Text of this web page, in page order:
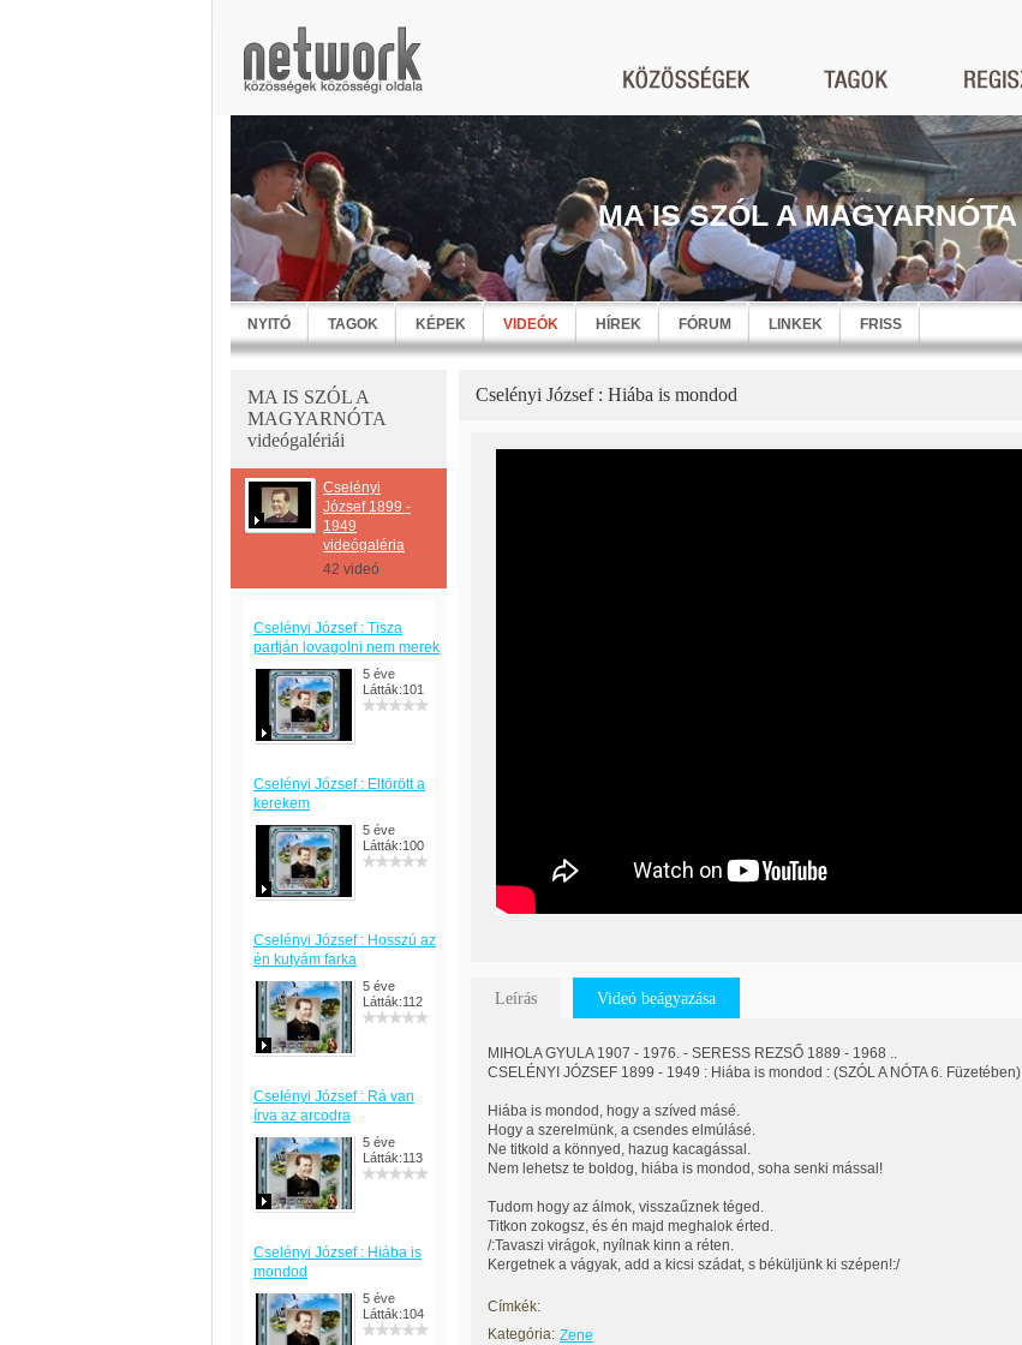
MA IS SZÓL A MAGYARNÓTA
NYITÓ TAGOK KÉPEK VIDEÓK HÍREK FÓRUM LINKEK FRISS
MA IS SZÓL A
MAGYARNÓTA
videógalériái
Cselényi
József 1899 -
1949
videógaléria
42 videó
Cselényi József : Tisza
partján lovagolni nem merek
5 éve
Látták:101
Cselényi József : Eltörött a
kerekem
5 éve
Látták:100
Cselényi József : Hosszú az
én kutyám farka
5 éve
Látták:112
Cselényi József : Rá van
írva az arcodra
5 éve
Látták:113
Cselényi József : Hiába is
mondod
5 éve
Látták:104
Cselényi József : Hiába is mondod
Leírás Videó beágyazása
MIHOLA GYULA 1907 - 1976. - SERESS REZSŐ 1889 - 1968 ..
CSELÉNYI JÓZSEF 1899 - 1949 : Hiába is mondod : (SZÓL A NÓTA 6. Füzetében)
Hiába is mondod, hogy a szíved másé.
Hogy a szerelmünk, a csendes elmúlásé.
Ne titkold a könnyed, hazug kacagással.
Nem lehetsz te boldog, hiába is mondod, soha senki mással!
Tudom hogy az álmok, visszaűznek téged.
Titkon zokogsz, és én majd meghalok érted.
/:Tavaszi virágok, nyílnak kinn a réten.
Kergetnek a vágyak, add a kicsi szádat, s béküljünk ki szépen!:/
Címkék:
Kategória: Zene